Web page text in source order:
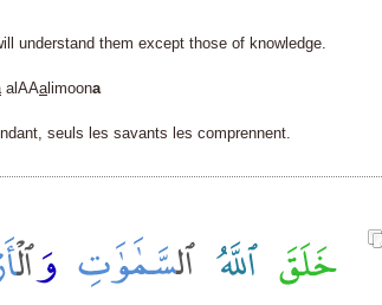
understand them except those of knowledge.
alAAa limoona
seuls les savants les comprennent.